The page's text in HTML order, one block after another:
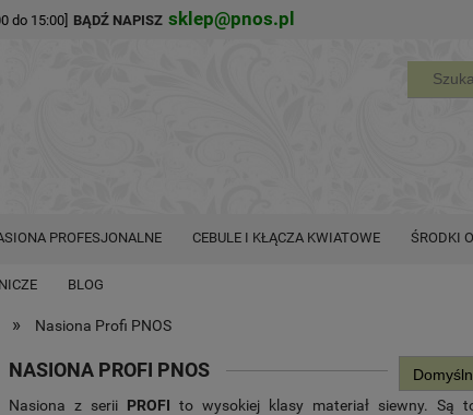
do 15:00] BĄDŹ NAPISZ sklep@pnos.pl
PROFESJONALNE CEBULE I KŁĄCZA KWIATOWE ŚRODKI
BLOG
» Nasiona Profi PNOS
NASIONA PROFI PNOS
Nasiona z serii PROFI to wysokiej klasy materiał siewny. Są